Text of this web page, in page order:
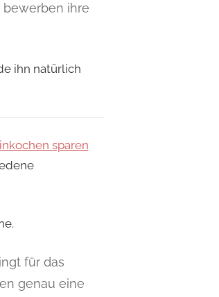
bewerben ihre
ihn natürlich
sparen
für das
genau eine